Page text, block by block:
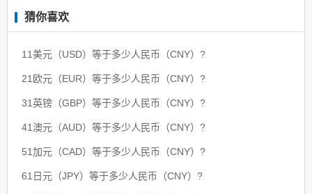
猜你喜欢
11美元（USD）等于多少人民币（CNY）?
21欧元（EUR）等于多少人民币（CNY）?
31英镑（GBP）等于多少人民币（CNY）?
41澳元（AUD）等于多少人民币（CNY）?
51加元（CAD）等于多少人民币（CNY）?
61日元（JPY）等于多少人民币（CNY）?